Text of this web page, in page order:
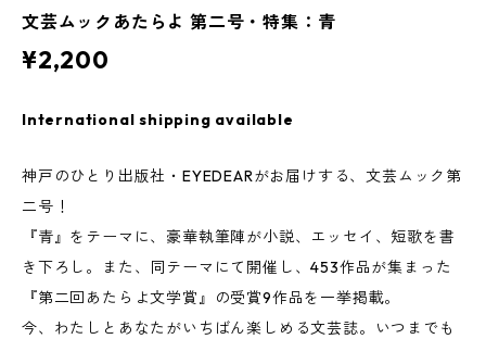
文芸ムックあたらよ 第二号・特集：青
¥2,200
International shipping available
神戸のひとり出版社・EYEDEARがお届けする、文芸ムック第
二号！
『青』をテーマに、豪華執筆陣が小説、エッセイ、短歌を書
き下ろし。また、同テーマにて開催し、453作品が集まった
『第二回あたらよ文学賞』の受賞9作品を一挙掲載。
今、わたしとあなたがいちばん楽しめる文芸誌。いつまでも